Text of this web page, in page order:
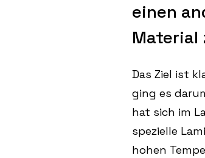
einen
Material
Das Ziel ist
ging es
hat sich im
spezielle
hohen